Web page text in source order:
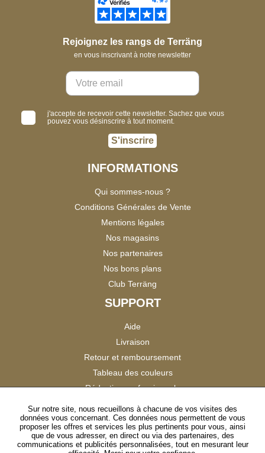
Rejoignez les rangs de Terräng
en vous inscrivant à notre newsletter
j'accepte de recevoir cette newsletter. Sachez que vous
pouvez vous désinscrire à tout moment.
S'inscrire
INFORMATIONS
Qui sommes-nous ?
Conditions Générales de Vente
Mentions légales
Nos magasins
Nos partenaires
Nos bons plans
Club Terräng
SUPPORT
Aide
Livraison
Retour et remboursement
Tableau des couleurs
Réduction professionnels
Satisfaction Clients
SUIVEZ-NOUS
Sur notre site, nous recueillons à chacune de vos visites des
données vous concernant. Ces données nous permettent de vous
proposer les offres et services les plus pertinents pour vous, ainsi
que de vous adresser, en direct ou via des partenaires, des
communications et publicités personnalisées, tout en mesurant leur